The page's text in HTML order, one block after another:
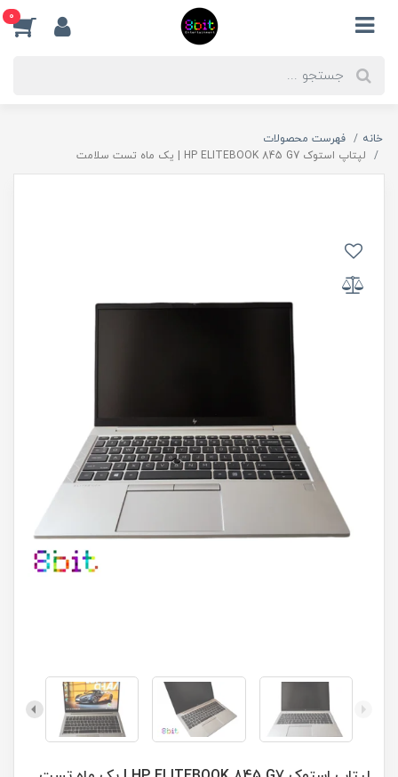
0
خانه
فهرست محصولات
لپتاپ استوک HP ELITEBOOK 845 G7 | یک ماه تست سلامت